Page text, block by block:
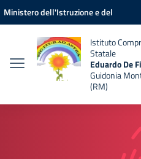
Vai ai contenuti
Vai al menu di navigazione
Vai al footer
Ministero dell'Istruzione e del
Istituto
Statale
Eduardo De
Guidonia
(RM)